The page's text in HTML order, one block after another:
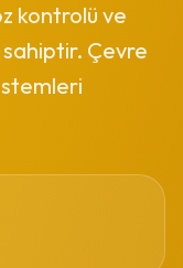
kontrolü ve
Çevre